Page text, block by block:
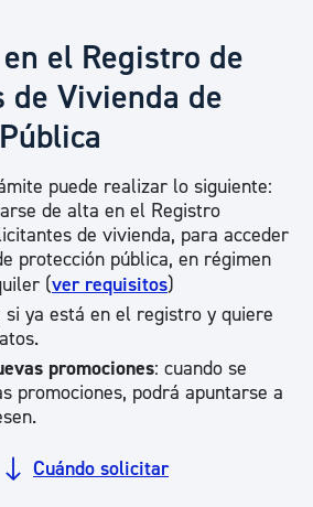
el Registro de
de Vivienda de
puede realizar lo siguiente:
de alta en el Registro
de vivienda, para acceder
protección pública, en régimen
(ver requisitos)
si ya está en el registro y quiere
promociones: cuando se
promociones, podrá apuntarse a
Cuándo solicitar